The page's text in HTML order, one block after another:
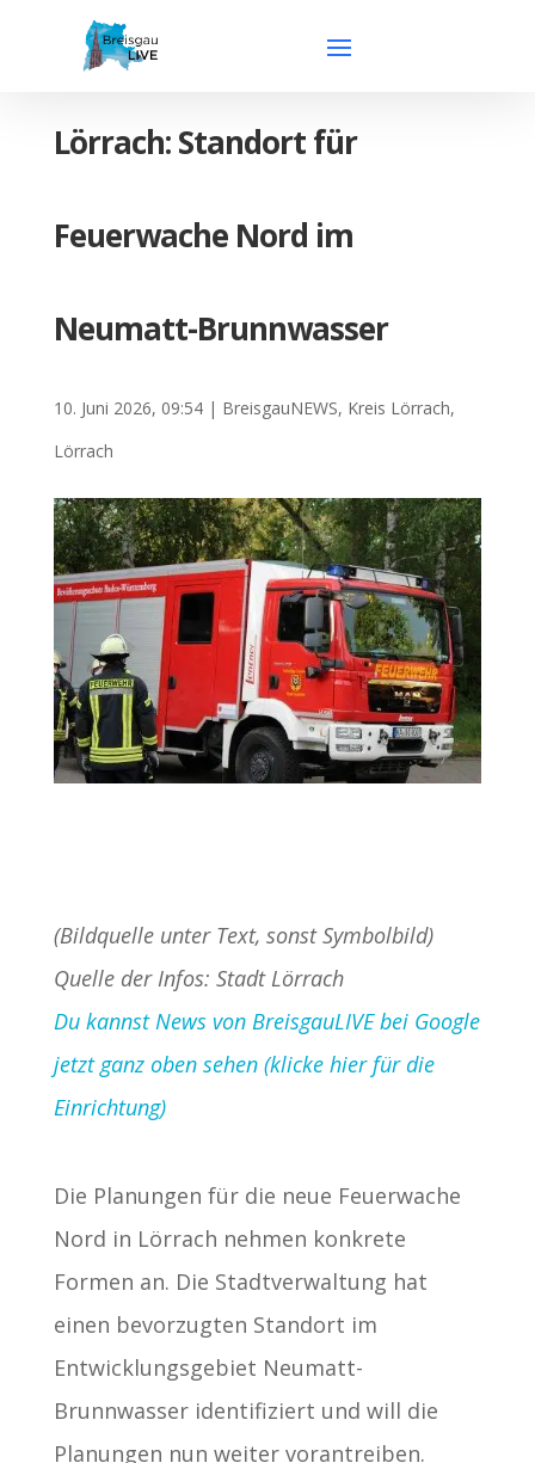
Lörrach: Standort für
Feuerwache Nord im
Neumatt-Brunnwasser
10. Juni 2026, 09:54| BreisgauNEWS, Kreis Lörrach,
Lörrach
(Bildquelle unter Text, sonst Symbolbild)
Quelle der Infos: Stadt Lörrach
Du kannst News von BreisgauLIVE bei Google
jetzt ganz oben sehen (klicke hier für die
Einrichtung)
Die Planungen für die neue Feuerwache
Nord in Lörrach nehmen konkrete
Formen an. Die Stadtverwaltung hat
einen bevorzugten Standort im
Entwicklungsgebiet Neumatt-
Brunnwasser identifiziert und will die
Planungen nun weiter vorantreiben.